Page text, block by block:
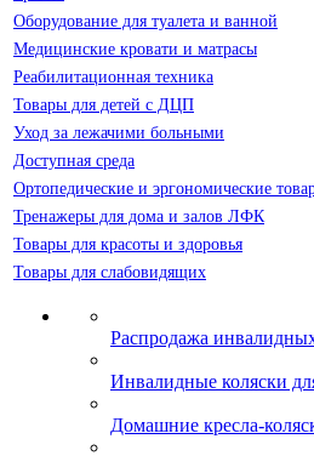
Оборудование для туалета и ванной
Медицинские кровати и матрасы
Реабилитационная техника
Товары для детей с ДЦП
Уход за лежачими больными
Доступная среда
Ортопедические и эргономические
Тренажеры для дома и залов ЛФК
Товары для красоты и здоровья
Товары для слабовидящих
Распродажа
Инвалидные коляски
Домашние кресла-